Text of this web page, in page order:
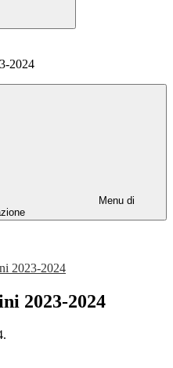
2024
Menu di
2023-2024
2023-2024